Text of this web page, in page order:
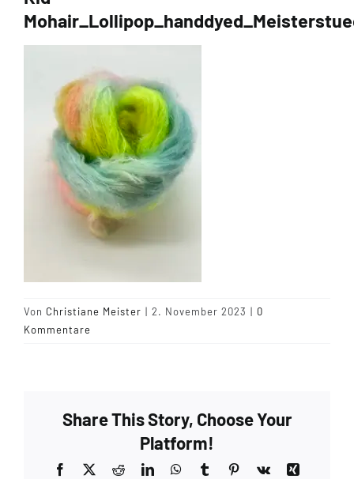
Tipps & Infos
Münster Yarn
Wollfestivals
Von Christiane Meister | 2. November 2023 | 0
Kommentare
Share This Story, Choose Your
Platform!
Facebook Reddit LinkedInWhatsApp
TumblrPinterest
Vk